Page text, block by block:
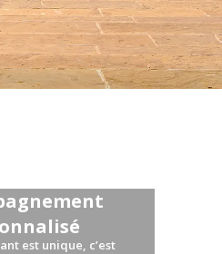
est unique, c’est